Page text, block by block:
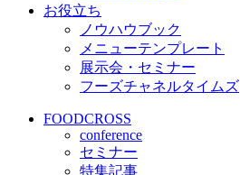
お役立ち
ノウハウブック
メニューテンプレート
展示会・セミナー
フーズチャネルタイムズ
FOODCROSS
conference
セミナー
特集記事